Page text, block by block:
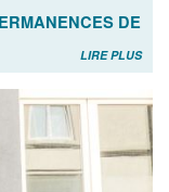
DE
LIRE PLUS